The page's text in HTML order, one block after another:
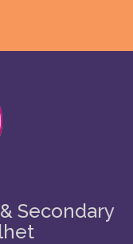
Secondary